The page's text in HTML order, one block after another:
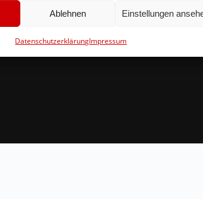
Ablehnen Einstellungen
DatenschutzerklärungImpressum